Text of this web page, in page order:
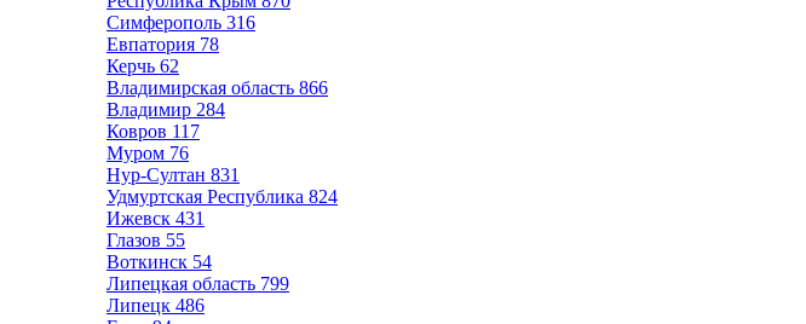
Симферополь 316
Евпатория 78
Керчь 62
Владимирская область 866
Владимир 284
Ковров 117
Муром 76
Нур-Султан 831
Удмуртская Республика 824
Ижевск 431
Глазов 55
Воткинск 54
Липецкая область 799
Липецк 486